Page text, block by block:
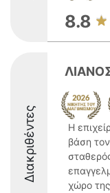
8.8
Διακριθέντες
Η
βάση
χώρο